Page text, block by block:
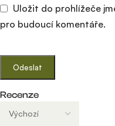
Recenze
Uložit do prohlížeče
pro budoucí komentáře.